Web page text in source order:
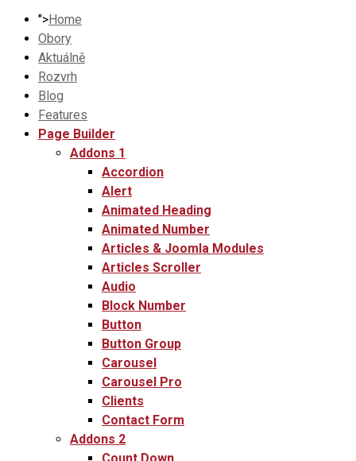
">Home
Obory
Aktuálně
Rozvrh
Blog
Features
Page Builder
Addons 1
Accordion
Alert
Animated Heading
Animated Number
Articles & Joomla Modules
Articles Scroller
Audio
Block Number
Button
Button Group
Carousel
Carousel Pro
Clients
Contact Form
Addons 2